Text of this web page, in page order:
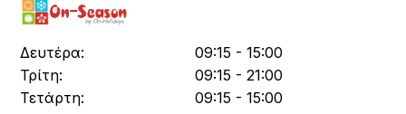
Δευτέρα:
09:15 - 15:00
Τρίτη:
09:15 - 21:00
Τετάρτη:
09:15 - 15:00